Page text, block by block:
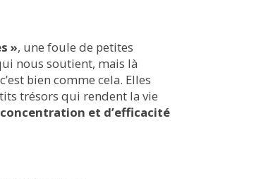
», une foule de petites
nous soutient, mais là
bien comme cela. Elles
trésors qui rendent la vie
et d’efficacité